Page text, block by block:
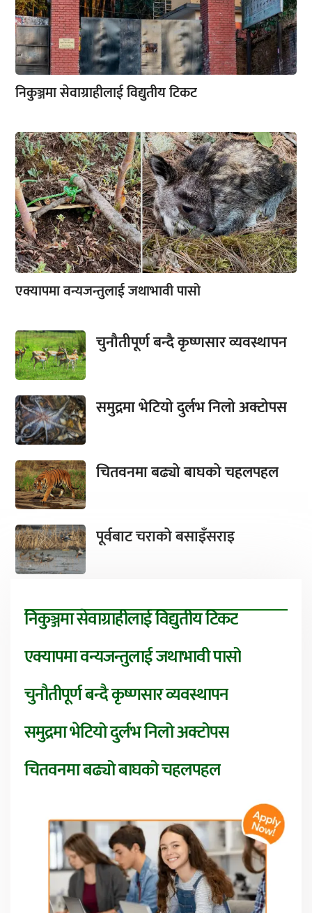
निकुञ्जमा सेवाग्राहीलाई विद्युतीय टिकट
एक्यापमा वन्यजन्तुलाई जथाभावी पासो
चुनौतीपूर्ण बन्दै कृष्णसार व्यवस्थापन
समुद्रमा भेटियो दुर्लभ निलो अक्टोपस
चितवनमा बढ्यो बाघको चहलपहल
पूर्वबाट चराको बसाइँसराइ
निकुञ्जमा सेवाग्राहीलाई विद्युतीय टिकट
एक्यापमा वन्यजन्तुलाई जथाभावी पासो
चुनौतीपूर्ण बन्दै कृष्णसार व्यवस्थापन
समुद्रमा भेटियो दुर्लभ निलो अक्टोपस
चितवनमा बढ्यो बाघको चहलपहल